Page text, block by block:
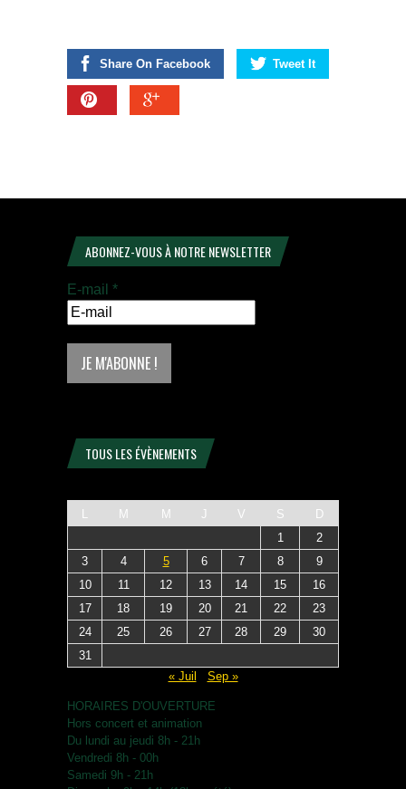
Share On Facebook Tweet It
ABONNEZ-VOUS À NOTRE NEWSLETTER
E-mail *
TOUS LES ÉVÈNEMENTS
L M M J V S
D
1
2
3
4 5 6 7 8
9
10
11 12 13 14 15
16
17
18 19 20 21 22
23
24
25 26 27 28 29
30
31
« Juil
Sep »
HORAIRES D'OUVERTURE
Hors concert et animation
Du lundi au jeudi 8h - 21h
Vendredi 8h - 00h
Samedi 9h - 21h